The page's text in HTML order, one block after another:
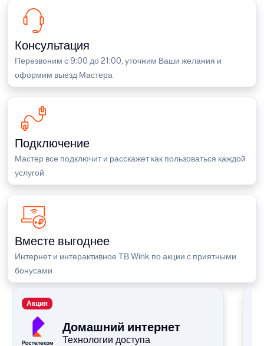
Консультация
Перезвоним с 9:00 до 21:00, уточним Ваши желания и
оформим выезд Мастера
Подключение
Мастер все подключит и расскажет как пользоваться каждой
услугой
Вместе выгоднее
Интернет и интерактивное ТВ Wink по акции с приятными
бонусами
Домашний интернет
Технологии доступа
Акция